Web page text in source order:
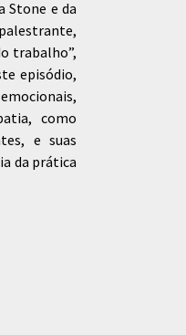
Stone e da
trabalho”,
episódio,
como
e suas
da prática